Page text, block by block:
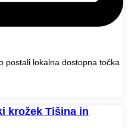
lokalna dostopna točka
krožek Tišina in